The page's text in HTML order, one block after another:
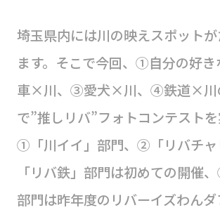
埼玉県内には川の映えスポット
ます。そこで今回、①自分の好
車×川、③愛犬×川、④鉄道×川
で”推しリバ”フォトコンテストを
①「川イイ」部門、②「リバチ
「リバ鉄」部門は初めての開催
部門は昨年度のリバーイズわん